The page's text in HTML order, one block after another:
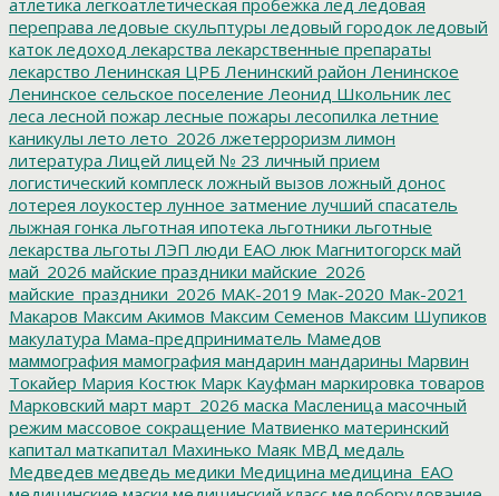
переправа ледовые скульптуры ледовый городок ледовый
каток ледоход лекарства лекарственные препараты
лекарство Ленинская ЦРБ Ленинский район Ленинское
Ленинское сельское поселение Леонид Школьник лес
леса лесной пожар лесные пожары лесопилка летние
каникулы лето лето_2026 лжетерроризм лимон
литература Лицей лицей № 23 личный прием
логистический комплеск ложный вызов ложный донос
лотерея лоукостер лунное затмение лучший спасатель
лыжная гонка льготная ипотека льготники льготные
лекарства льготы ЛЭП люди ЕАО люк Магнитогорск май
май_2026 майские праздники майские_2026
майские_праздники_2026 МАК-2019 Мак-2020 Мак-2021
Макаров Максим Акимов Максим Семенов Максим Шупиков
макулатура Мама-предприниматель Мамедов
маммография мамография мандарин мандарины Марвин
Токайер Мария Костюк Марк Кауфман маркировка товаров
Марковский март март_2026 маска Масленица масочный
режим массовое сокращение Матвиенко материнский
капитал маткапитал Махинько Маяк МВД медаль
Медведев медведь медики Медицина медицина_ЕАО